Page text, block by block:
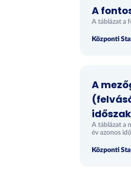
A
A táblázat a
Központi
A
A táblázat a
év azonos
Központi